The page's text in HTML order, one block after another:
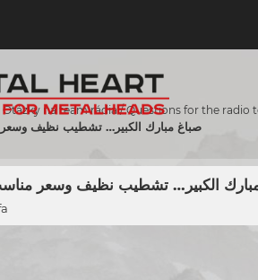
Otázky na team rádia / Questions for the radio
صباغ مبارك الكبير… تشطيب نظيف
الكبير… تشطيب نظيف وسعر